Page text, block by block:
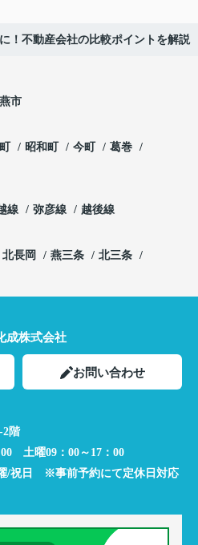
！不動産会社の比較ポイントを解説
燕市
昭和町 今町
葛巻
線 弥彦線 越後線
北長岡 燕三条
北三条
成株式会社
お問い合わせ
2階
土曜09：00～17：00
/祝日 ※事前予約にて定休日対応